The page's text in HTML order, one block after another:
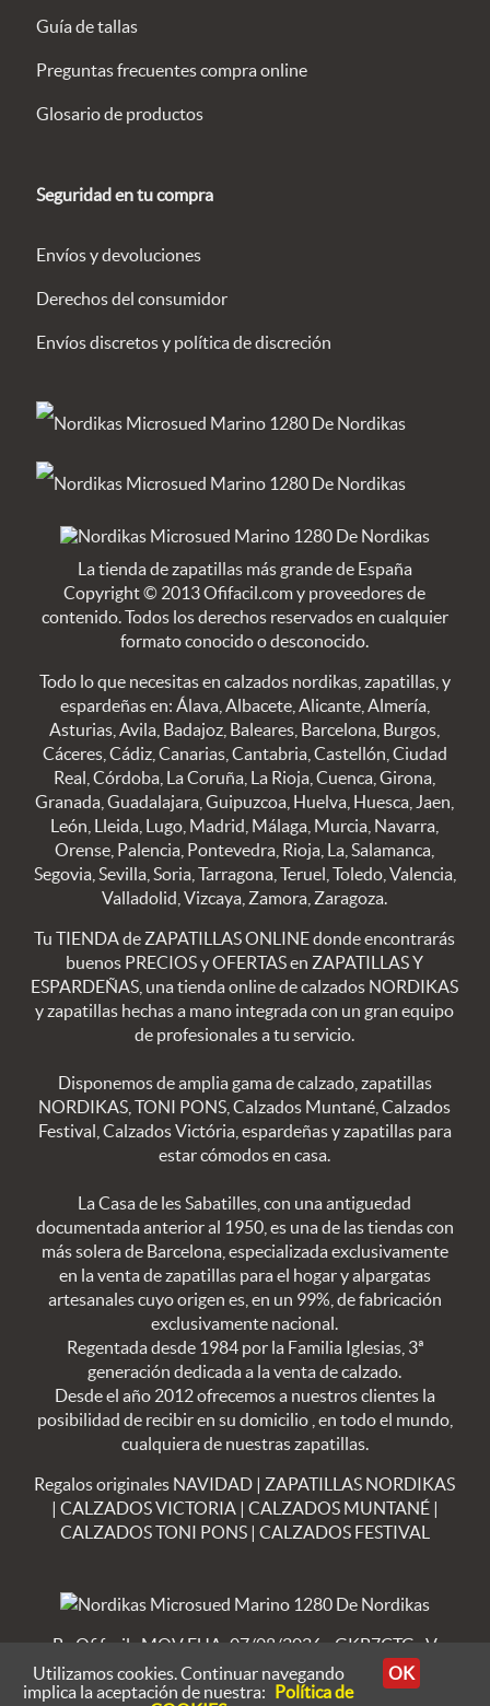
Guía de tallas
Preguntas frecuentes compra online
Glosario de productos
Seguridad en tu compra
Envíos y devoluciones
Derechos del consumidor
Envíos discretos y política de discreción
La tienda de zapatillas más grande de España
Copyright © 2013 Ofifacil.com y proveedores de
contenido. Todos los derechos reservados en cualquier
formato conocido o desconocido.
Todo lo que necesitas en calzados nordikas, zapatillas, y
espardeñas en: Álava, Albacete, Alicante, Almería,
Asturias, Avila, Badajoz, Baleares, Barcelona, Burgos,
Cáceres, Cádiz, Canarias, Cantabria, Castellón, Ciudad
Real, Córdoba, La Coruña, La Rioja, Cuenca, Girona,
Granada, Guadalajara, Guipuzcoa, Huelva, Huesca, Jaen,
León, Lleida, Lugo, Madrid, Málaga, Murcia, Navarra,
Orense, Palencia, Pontevedra, Rioja, La, Salamanca,
Segovia, Sevilla, Soria, Tarragona, Teruel, Toledo, Valencia,
Valladolid, Vizcaya, Zamora, Zaragoza.
Tu TIENDA de ZAPATILLAS ONLINE donde encontrarás
buenos PRECIOS y OFERTAS en ZAPATILLAS Y
ESPARDEÑAS, una tienda online de calzados NORDIKAS
y zapatillas hechas a mano integrada con un gran equipo
de profesionales a tu servicio.
Disponemos de amplia gama de calzado, zapatillas
NORDIKAS, TONI PONS, Calzados Muntané, Calzados
Festival, Calzados Victória, espardeñas y zapatillas para
estar cómodos en casa.
La Casa de les Sabatilles, con una antiguedad
documentada anterior al 1950, es una de las tiendas con
más solera de Barcelona, especializada exclusivamente
en la venta de zapatillas para el hogar y alpargatas
artesanales cuyo origen es, en un 99%, de fabricación
exclusivamente nacional.
Regentada desde 1984 por la Familia Iglesias, 3ª
generación dedicada a la venta de calzado.
Desde el año 2012 ofrecemos a nuestros clientes la
posibilidad de recibir en su domicilio , en todo el mundo,
cualquiera de nuestras zapatillas.
Regalos originales NAVIDAD | ZAPATILLAS NORDIKAS
| CALZADOS VICTORIA| CALZADOS MUNTANÉ|
CALZADOS TONI PONS| CALZADOS FESTIVAL
By Ofifacil · MOV FUA: 07/08/2026 - GKB7CTG · V
8.4.23
Utilizamos cookies. Continuar navegando
implica la aceptación de nuestra: Política de
OK